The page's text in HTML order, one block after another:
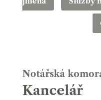
Notářská
Kancelář